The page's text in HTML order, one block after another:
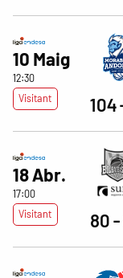
10 Maig
12:30
Visitant
104
18 Abr.
17:00
Visitant
80